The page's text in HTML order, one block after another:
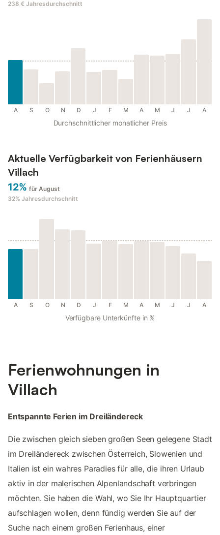
238 € Jahresdurchschnitt
A S O N D J F M A M J J A
Durchschnittlicher monatlicher Preis
Aktuelle Verfügbarkeit von Ferienhäusern
Villach
12% für August
32% Jahresdurchschnitt
A S O N D J F M A M J J A
Verfügbare Unterkünfte in %
Ferienwohnungen in
Villach
Entspannte Ferien im Dreiländereck
Die zwischen gleich sieben großen Seen gelegene Stadt
im Dreiländereck zwischen Österreich, Slowenien und
Italien ist ein wahres Paradies für alle, die ihren Urlaub
aktiv in der malerischen Alpenlandschaft verbringen
möchten. Sie haben die Wahl, wo Sie Ihr Hauptquartier
aufschlagen wollen, denn fündig werden Sie auf der
Suche nach einem großen Ferienhaus, einer